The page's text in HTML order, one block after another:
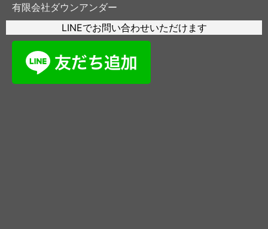
有限会社ダウンアンダー
LINEでお問い合わせいただけます